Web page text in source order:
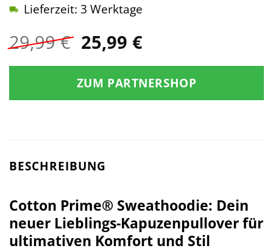
29,99€ Ursprünglicher
Preis
war:
29,99 €
25,99 €Aktueller
ist:
25,99 €.
Lieferzeit: 3 Werktage
ZUM PARTNERSHOP
BESCHREIBUNG
Cotton Prime® Sweathoodie: Dein
neuer Lieblings-Kapuzenpullover für
ultimativen Komfort und Stil